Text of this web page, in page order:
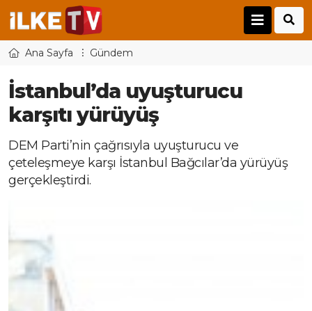
Ana Sayfa Gündem
İstanbul’da uyuşturucu
karşıtı yürüyüş
DEM Parti’nin çağrısıyla uyuşturucu ve
çeteleşmeye karşı İstanbul Bağcılar’da yürüyüş
gerçekleştirdi.